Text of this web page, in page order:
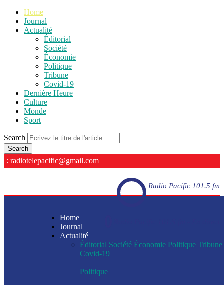
Home
Journal
Actualité
Éditorial
Société
Économie
Politique
Tribune
Covid-19
Dernière Heure
Culture
Monde
Sport
Search
: radiotelepacific@gmail.com
Radio Pacific 101.5 fm
Home
Journal
Actualité
Éditorial Société Économie Politique Tribune
Covid-19
Politique